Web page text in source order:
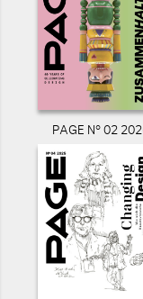
PAGE N° 02